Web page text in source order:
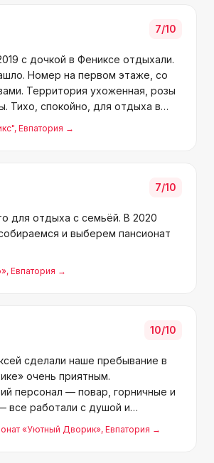
7/10
с дочкой в Фениксе отдыхали.
Номер на первом этаже, со
Территория ухоженная, розы
Тихо, спокойно, для отдыха в
чуть дальше, зато вечером
это бесценно. Наталья
, Евпатория →
7/10
для отдыха с семьёй. В 2020
и выберем пансионат
, Евпатория →
10/10
сделали наше пребывание в
очень приятным.
персонал — повар, горничные и
все работали с душой и
радушно встречали и провожали,
был на высоте. Наталья заботится
«Уютный Дворик», Евпатория →